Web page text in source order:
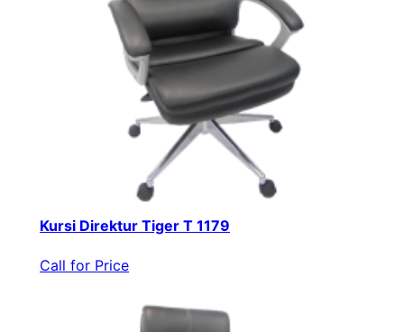
Kursi Direktur Tiger T 1179
Call for Price